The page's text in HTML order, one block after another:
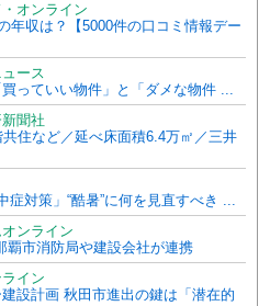
オンライン
年収は？【5000件の口コミ情報デー
ース
っていい物件」と「ダメな物件 ...
聞社
住など／延べ床面積6.4万㎡／三井
対策」“酷暑”に何を見直すべき ...
ンライン
覇市消防局や建設会社が連携
イン
設計画 秋田市進出の鍵は「潜在的